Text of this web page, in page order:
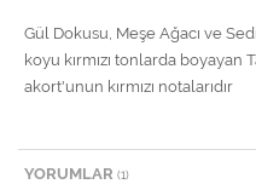
Gül Dokusu, Meşe Ağacı ve
koyu kırmızı tonlarda boyayan
akort'unun kırmızı notalarıdır
YORUMLAR (1)